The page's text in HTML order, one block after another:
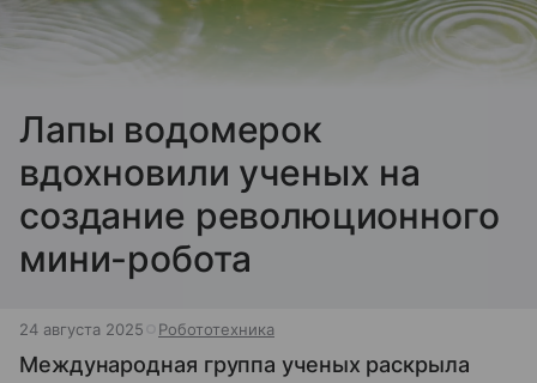
Лапы водомерок
вдохновили ученых на
создание революционного
мини-робота
24 августа 2025 Робототехника
Международная группа ученых раскрыла